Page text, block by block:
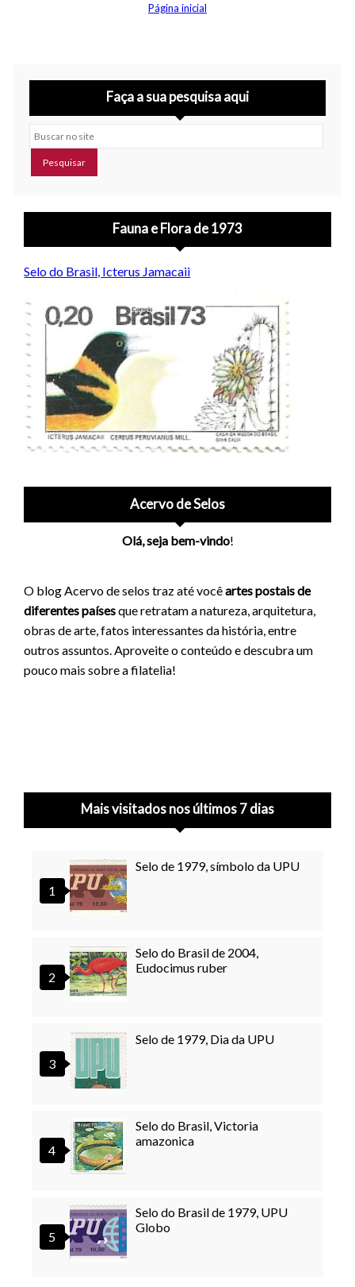
Página inicial
Faça a sua pesquisa aqui
Buscar no site
Fauna e Flora de 1973
Selo do Brasil, Icterus Jamacaii
Acervo de Selos
Olá, seja bem-vindo!
O blog Acervo de selos traz até vocêartes postais de
diferentes paísesque retratam a natureza, arquitetura,
obras de arte, fatos interessantes da história, entre
outros assuntos. Aproveite o conteúdo e descubra um
pouco mais sobre a filatelia!
Mais visitados nos últimos 7 dias
Selo de 1979, símbolo da UPU
Selo do Brasil de 2004,
Eudocimus ruber
Selo de 1979, Dia da UPU
Selo do Brasil, Victoria
amazonica
Selo do Brasil de 1979, UPU
Globo